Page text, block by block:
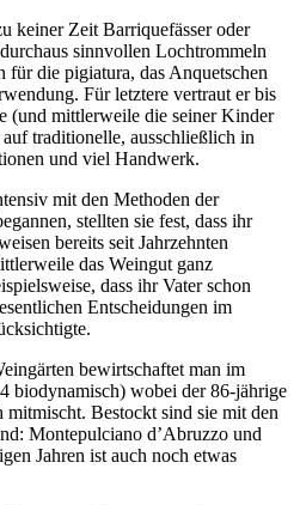
keiner Zeit Barriquefässer oder
sinnvollen Lochtrommeln
für die pigiatura, das Anquetschen
Für letztere vertraut er bis
(und mittlerweile die seiner Kinder
traditionelle, ausschließlich in
und viel Handwerk.
mit den Methoden der
stellten sie fest, dass ihr
bereits seit Jahrzehnten
das Weingut ganz
dass ihr Vater schon
Entscheidungen im
bewirtschaftet man im
biodynamisch) wobei der 86-jährige
Bestockt sind sie mit den
Montepulciano d’Abruzzo und
Jahren ist auch noch etwas